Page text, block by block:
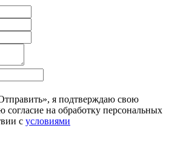
я подтверждаю свою
согласие на обработку персональных
с условиями